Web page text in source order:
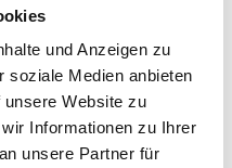
und Anzeigen zu
soziale Medien anbieten
Website zu
Informationen zu Ihrer
unsere Partner für
€